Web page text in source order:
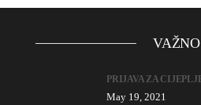
VAŽNO
PRIJAVA ZA
May 19, 2021